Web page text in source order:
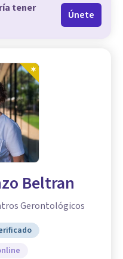
tener
Únete
Beltran
Gerontológicos